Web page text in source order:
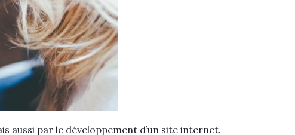
aussi par le développement d’un site internet.